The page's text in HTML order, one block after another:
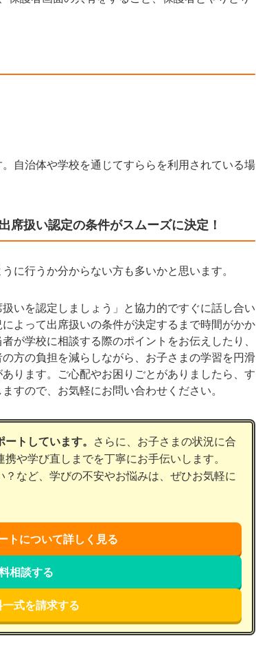
自治体や学校を通じてすららを利用されている場
席扱い認定の条件がスムーズに決定！
に行うか分からない方も多いかと思います。
いを認定しましょう」と協力的ですぐに話し合い
よって出席扱いの条件が決定するまで時間がかか
が学校に相談する際のポイントをお伝えしたり、
方の負担を減らしながら、お子さまの学習を円滑
ります。ご心配やお困りごとがありましたら、す
すので、お気軽にお問い合わせください。
トしています。 さらに、お子さまの状況に合
や学び直しまでを丁寧にお手伝いします。
など、学びの不安やお悩みは、ぜひお気軽に
トについて詳しく見る
相談する
式を請求する